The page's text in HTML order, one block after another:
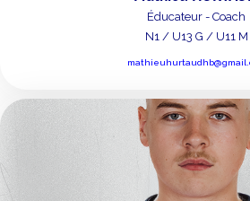
Éducateur - Coach
N1 / U13 G / U11 M